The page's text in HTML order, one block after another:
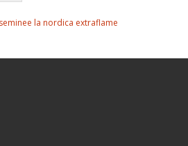
seminee la nordica extraflame